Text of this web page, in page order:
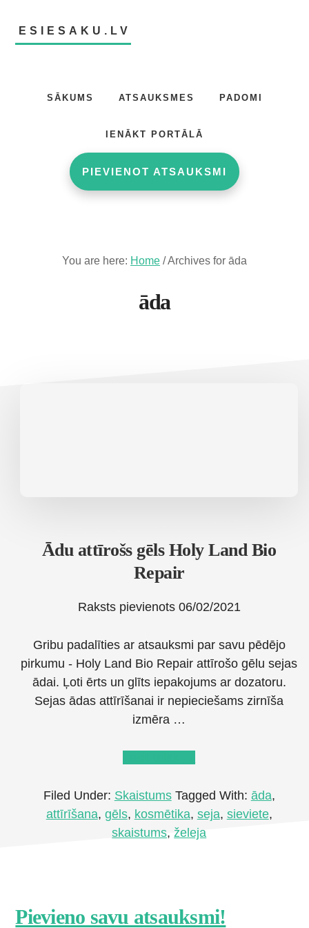
main
footerESIESAKU.LV
SĀKUMS ATSAUKSMES PADOMI
IENĀKT PORTĀLĀ
PIEVIENOT ATSAUKSMI
You are here: Home /Archives for āda
āda
Ādu attīrošs gēls Holy Land Bio
Repair
Raksts pievienots 06/02/2021
Gribu padalīties ar atsauksmi par savu pēdējo
pirkumu - Holy Land Bio Repair attīrošo gēlu sejas
ādai. Ļoti ērts un glīts iepakojums ar dozatoru.
Sejas ādas attīrīšanai ir nepieciešams zirnīša
izmēra …
attīrošs
gēls
Holy
Filed Under: Skaistums Tagged With: āda,
attīrīšana, gēls, kosmētika, seja, sieviete,
skaistums, želeja
Footer
Pievieno savu atsauksmi!